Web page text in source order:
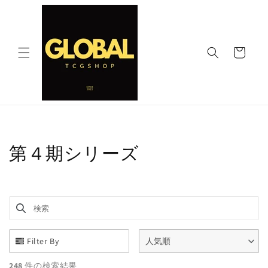
コンテ
ー
コ
ク
シ
ョ
第４期シリーズ
検索
Use this input to search products in this collection.
Filter By
248 件の検索結果
人気順